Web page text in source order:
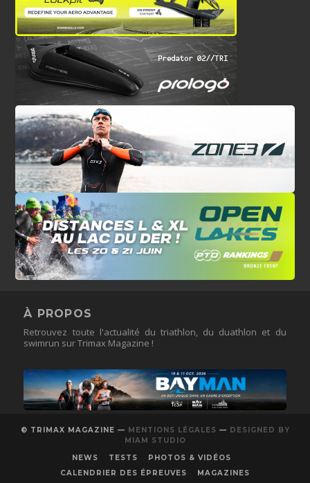
À PROPOS
Retrouvez toute l'actualité du triathlon, du duathlon et du
swimrun sur Trimax Magazine !
© TRIMAX MAGAZINE — MENTIONS LÉGALES — DESIGNED BY
MIAM STUDIO
NEWS
TESTS
PHOTOS & VIDÉOS
CALENDRIER DES ÉPREUVES
MAGAZINES